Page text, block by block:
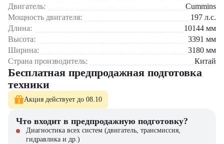
5 причин выбрать Lonking CDM6266:
Оптимальное соотношение цены и производительности
Высокая маневренность на ограниченных площадках
Надежность в различных условиях эксплуатации
Комфортные условия для оператора
Низкие эксплуатационные затраты
Купить экскаватор Lonking CDM6266 можно в
компании «ЦТО» – официальном дилере Lonking. Наши
преимущества:
Оригинальные запчасти и сервисное обслуживание
Гибкие условия финансирования (лизинг, кредит)
Профессиональные консультации специалистов
Двигатель:
Cummins
Мощность двигателя:
197 л.с.
Длина:
10144 мм
Высота:
3391 мм
Ширина:
3180 мм
Страна производитель:
Китай
Бесплатная предпродажная подготовка
техники
Акция действует до 08.10
Что входит в предпродажную подготовку?
Диагностика всех систем (двигатель, трансмиссия,
гидравлика и др.)